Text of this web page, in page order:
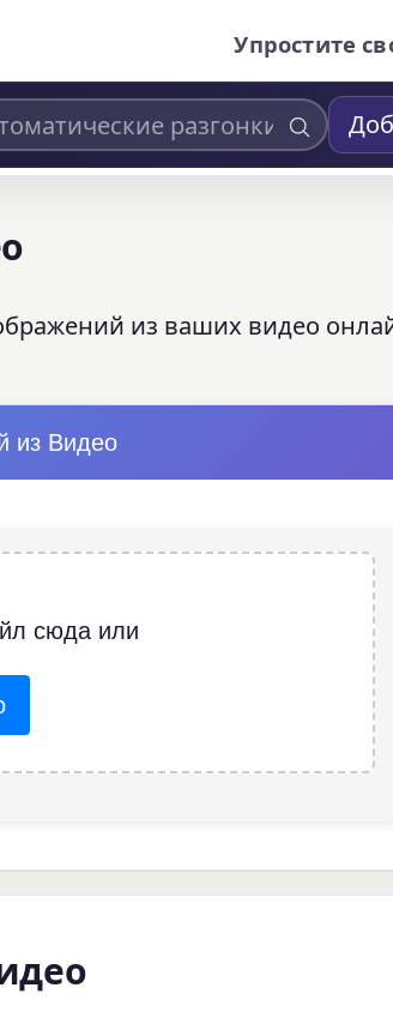
Упростите
из ваших видео
из Видео
сюда или